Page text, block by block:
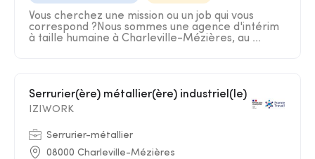
Vous cherchez une mission ou un job qui vous
correspond ?Nous sommes une agence d'intérim
à taille humaine à Charleville-Mézières, au ...
Serrurier(ère) métallier(ère) industriel(le)
IZIWORK
Serrurier-métallier
08000 Charleville-Mézières